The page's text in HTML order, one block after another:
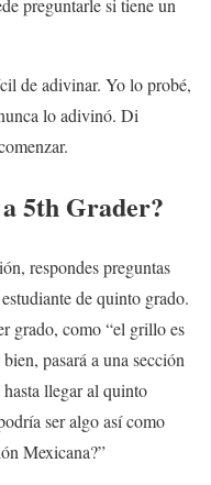
preguntarle si tiene un
de adivinar. Yo lo probé,
lo adivinó. Di
5th Grader?
respondes preguntas
de quinto grado.
grado, como “el grillo es
pasará a una sección
llegar al quinto
ser algo así como
Mexicana?”